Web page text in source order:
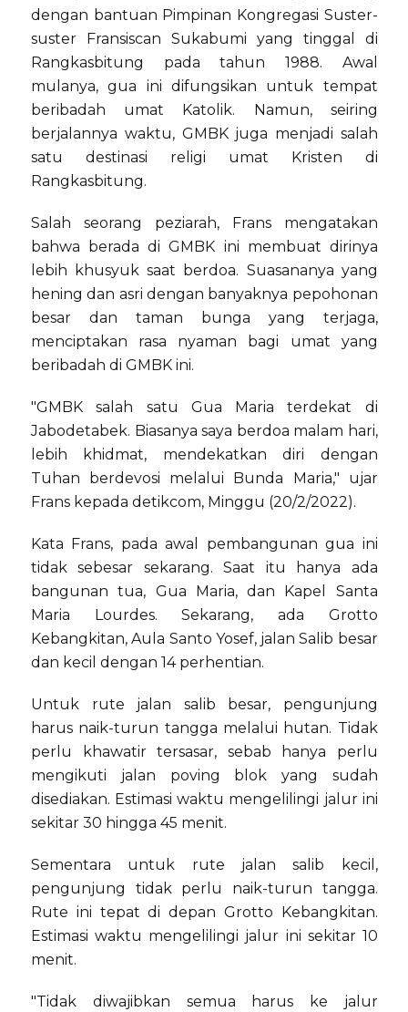
dengan bantuan Pimpinan Kongregasi Suster-
suster Fransiscan Sukabumi yang tinggal di
Rangkasbitung pada tahun 1988. Awal
mulanya, gua ini difungsikan untuk tempat
beribadah umat Katolik. Namun, seiring
berjalannya waktu, GMBK juga menjadi salah
satu destinasi religi umat Kristen di
Rangkasbitung.
Salah seorang peziarah, Frans mengatakan
bahwa berada di GMBK ini membuat dirinya
lebih khusyuk saat berdoa. Suasananya yang
hening dan asri dengan banyaknya pepohonan
besar dan taman bunga yang terjaga,
menciptakan rasa nyaman bagi umat yang
beribadah di GMBK ini.
"GMBK salah satu Gua Maria terdekat di
Jabodetabek. Biasanya saya berdoa malam hari,
lebih khidmat, mendekatkan diri dengan
Tuhan berdevosi melalui Bunda Maria," ujar
Frans kepada detikcom, Minggu (20/2/2022).
Kata Frans, pada awal pembangunan gua ini
tidak sebesar sekarang. Saat itu hanya ada
bangunan tua, Gua Maria, dan Kapel Santa
Maria Lourdes. Sekarang, ada Grotto
Kebangkitan, Aula Santo Yosef, jalan Salib besar
dan kecil dengan 14 perhentian.
Untuk rute jalan salib besar, pengunjung
harus naik-turun tangga melalui hutan. Tidak
perlu khawatir tersasar, sebab hanya perlu
mengikuti jalan poving blok yang sudah
disediakan. Estimasi waktu mengelilingi jalur ini
sekitar 30 hingga 45 menit.
Sementara untuk rute jalan salib kecil,
pengunjung tidak perlu naik-turun tangga.
Rute ini tepat di depan Grotto Kebangkitan.
Estimasi waktu mengelilingi jalur ini sekitar 10
menit.
"Tidak diwajibkan semua harus ke jalur